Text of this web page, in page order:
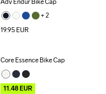
Adv Endur Bike Cap
+ 2
19.95 EUR
Outlet
Core Essence Bike Cap
11.48EUR